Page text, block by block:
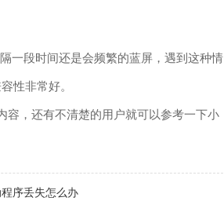
段时间还是会频繁的蓝屏，遇到这种情
性非常好。
，还有不清楚的用户就可以参考一下小
序丢失怎么办